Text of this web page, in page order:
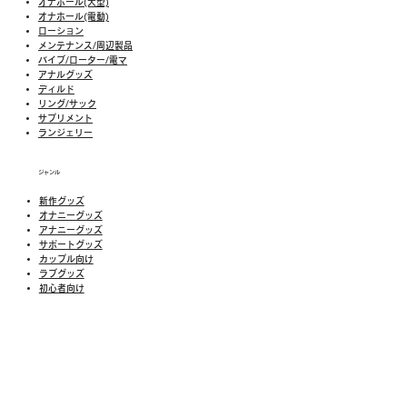
オナホール(電動)
ローション
メンテナンス/周辺製品
バイブ/ローター/電マ
アナルグッズ
ディルド
リング/サック
​​サプリメント
​ランジェリー
ジャンル
新作グッズ
​オナニーグッズ
アナニーグッズ
サポートグッズ
カップル向け
ラブグッズ
​初心者向け